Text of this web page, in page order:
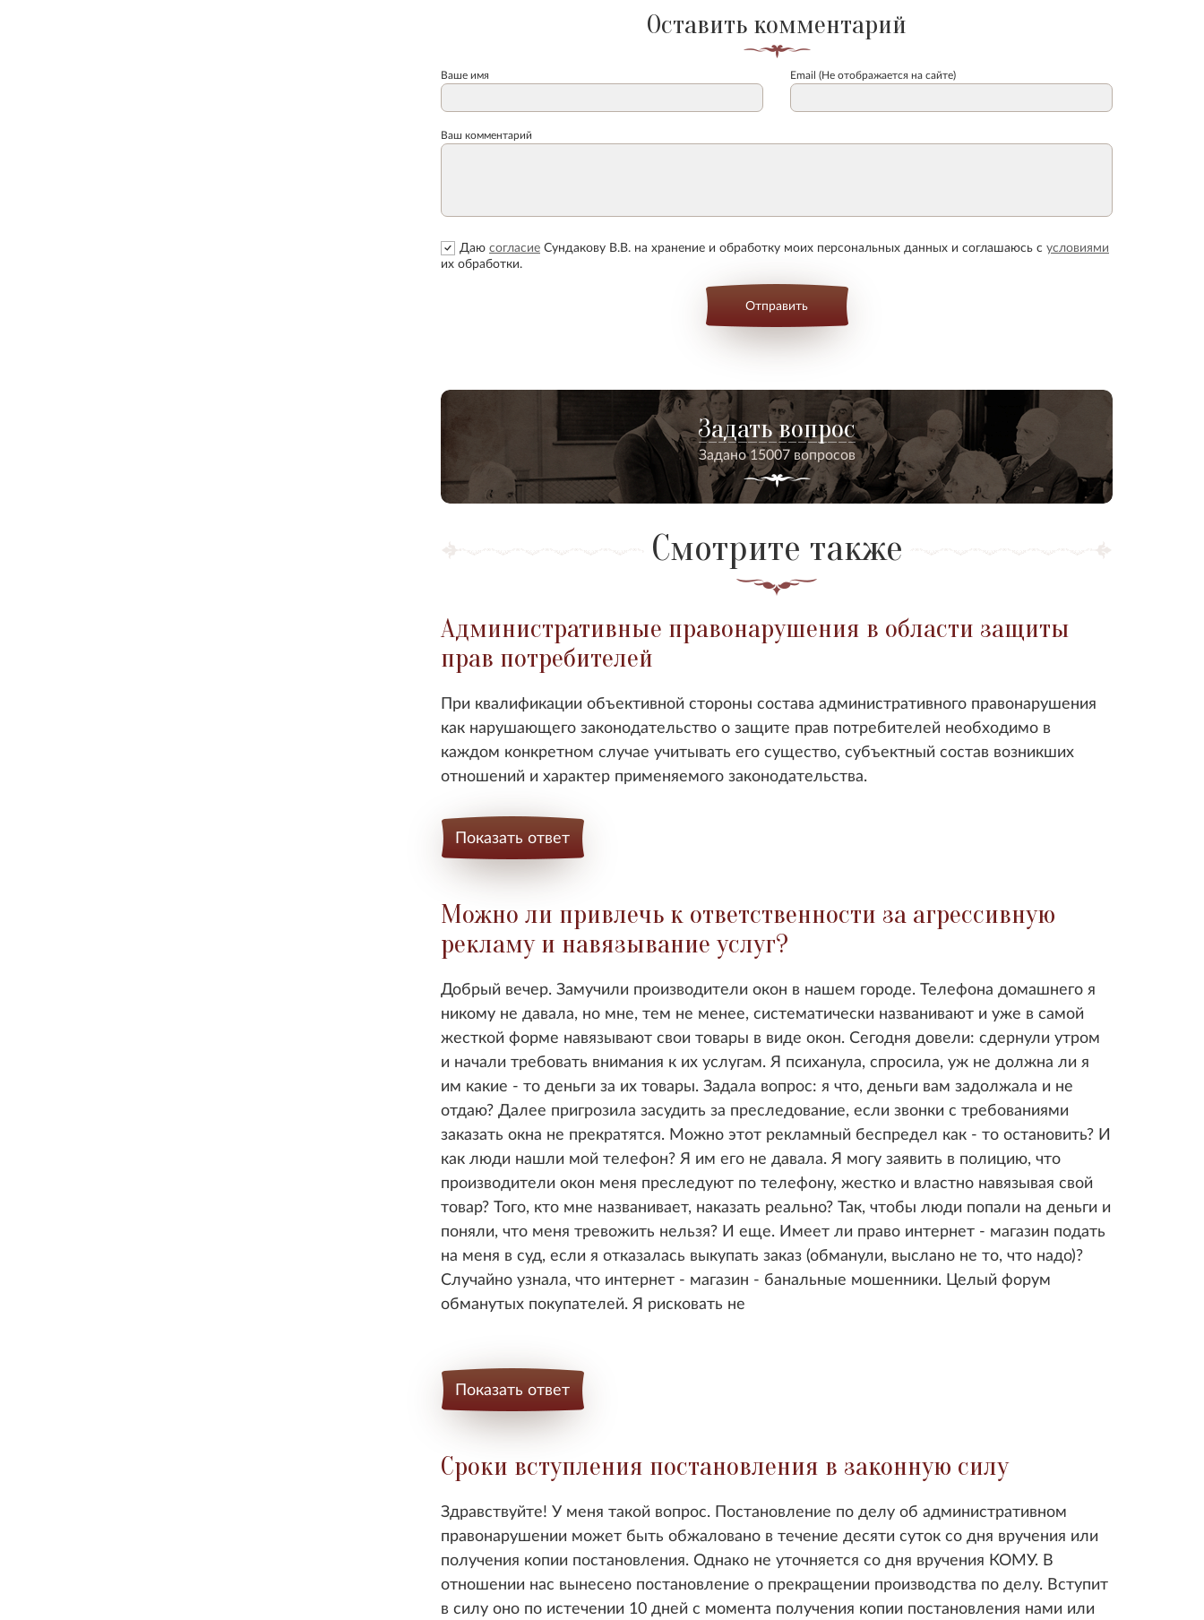
Оставить комментарий
Ваше имя Email (Не отображается на сайте)
Ваш комментарий
Даю согласие Сундакову В.В. на хранение и обработку моих персональных данных и соглашаюсь с условиями
их обработки.
Отправить
Задать вопрос
Задано 15007 вопросов
Смотрите также
Административные правонарушения в области защиты
прав потребителей
При квалификации объективной стороны состава административного правонарушения
как нарушающего законодательство о защите прав потребителей необходимо в
каждом конкретном случае учитывать его существо, субъектный состав возникших
отношений и характер применяемого законодательства.
Показать ответ
Можно ли привлечь к ответственности за агрессивную
рекламу и навязывание услуг?
Добрый вечер. Замучили производители окон в нашем городе. Телефона домашнего я
никому не давала, но мне, тем не менее, систематически названивают и уже в самой
жесткой форме навязывают свои товары в виде окон. Сегодня довели: сдернули утром
и начали требовать внимания к их услугам. Я психанула, спросила, уж не должна ли я
им какие - то деньги за их товары. Задала вопрос: я что, деньги вам задолжала и не
отдаю? Далее пригрозила засудить за преследование, если звонки с требованиями
заказать окна не прекратятся. Можно этот рекламный беспредел как - то остановить? И
как люди нашли мой телефон? Я им его не давала. Я могу заявить в полицию, что
производители окон меня преследуют по телефону, жестко и властно навязывая свой
товар? Того, кто мне названивает, наказать реально? Так, чтобы люди попали на деньги и
поняли, что меня тревожить нельзя? И еще. Имеет ли право интернет - магазин подать
на меня в суд, если я отказалась выкупать заказ (обманули, выслано не то, что надо)?
Случайно узнала, что интернет - магазин - банальные мошенники. Целый форум
обманутых покупателей. Я рисковать не
Показать ответ
Сроки вступления постановления в законную силу
Здравствуйте! У меня такой вопрос. Постановление по делу об административном
правонарушении может быть обжаловано в течение десяти суток со дня вручения или
получения копии постановления. Однако не уточняется со дня вручения КОМУ. В
отношении нас вынесено постановление о прекращении производства по делу. Вступит
в силу оно по истечении 10 дней с момента получения копии постановления нами или